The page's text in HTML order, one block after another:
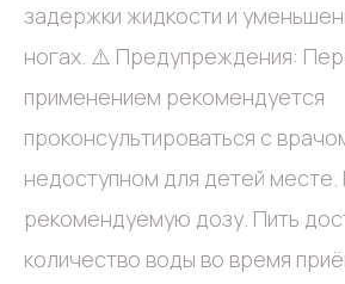
задержки жидкости и
ногах. ⚠️ Предупреждения:
применением рекомендуется
проконсультироваться с
недоступном для детей
рекомендуемую дозу. Пить
количество воды во время